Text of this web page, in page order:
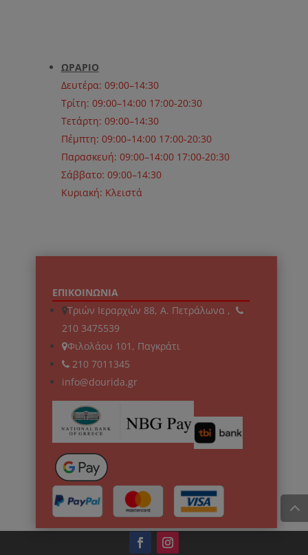
ΩΡΑΡΙΟ
Δευτέρα: 09:00–14:30
Τρίτη: 09:00–14:00 17:00-20:30
Τετάρτη: 09:00–14:30
Πέμπτη: 09:00–14:00 17:00-20:30
Παρασκευή: 09:00–14:00 17:00-20:30
Σάββατο: 09:00–14:30
Κυριακή: Κλειστά
ΕΠΙΚΟΙΝΩΝΙΑ
Τριών Ιεραρχών 88, Α. Πετράλωνα ,
210 3475539
Φιλολάου 101, Παγκράτι
210 7011345
info@dourida.gr